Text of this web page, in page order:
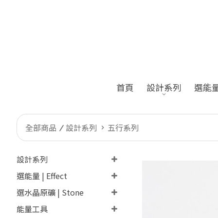
首頁 設計系列 選能
全部商品 設計系列 五行系列
設計系列
選能量 | Effect
選水晶原礦 | Stone
能量工具